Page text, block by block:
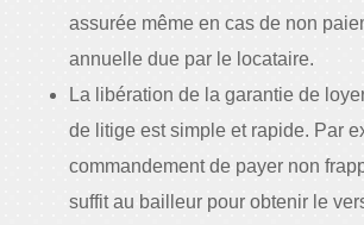
assurée même en cas de non
annuelle due par le locataire.
La libération de la garantie de
de litige est simple et rapide. Par
commandement de payer non
suffit au bailleur pour obtenir le